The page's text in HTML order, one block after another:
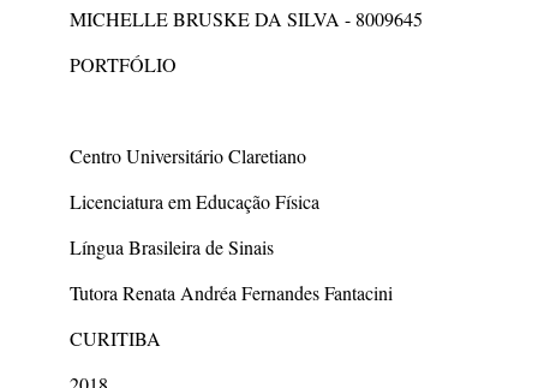
MICHELLE BRUSKE DA SILVA - 8009645
PORTFÓLIO
Centro Universitário Claretiano
Licenciatura em Educação Física
Língua Brasileira de Sinais
Tutora Renata Andréa Fernandes Fantacini
CURITIBA